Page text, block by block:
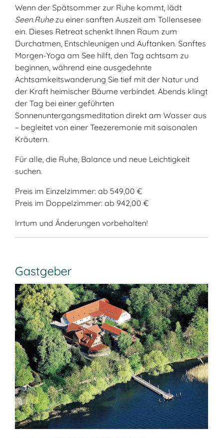
Wenn der Spätsommer zur Ruhe kommt, lädt
Seen.Ruhezu einer sanften Auszeit am Tollensesee
ein. Dieses Retreat schenkt Ihnen Raum zum
Durchatmen, Entschleunigen und Auftanken. Sanftes
Morgen-Yoga am See hilft, den Tag achtsam zu
beginnen, während eine ausgedehnte
Achtsamkeitswanderung Sie tief mit der Natur und
der Kraft heimischer Bäume verbindet. Abends klingt
der Tag bei einer geführten
Sonnenuntergangsmeditation direkt am Wasser aus
– begleitet von einer Teezeremonie mit saisonalen
Kräutern.
Für alle, die Ruhe, Balance und neue Leichtigkeit
suchen.
Preis im Einzelzimmer: ab 549,00 €
Preis im Doppelzimmer: ab 942,00 €
Irrtum und Änderungen vorbehalten!
Gastgeber